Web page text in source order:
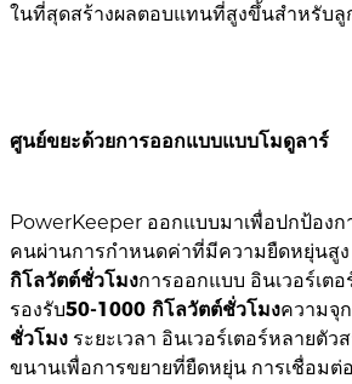
ในที่สุดสร้างผลตอบแทนที่สูงขึ้นสำหรับลู
ศูนย์ขยะด้วยการออกแบบแบบโมดูลาร์
PowerKeeper ออกแบบมาเพื่อปกป้อง
คนผ่านการกำหนดค่าที่มีความยืดหยุ่นสู
กิโลวัตต์ชั่วโมงการออกแบบ อินเวอร์เตอ
รองรับ50-1000 กิโลวัตต์ชั่วโมงความจุ
ชั่วโมง ระยะเวลา อินเวอร์เตอร์หลายตั
ขนานเพื่อการขยายที่ยืดหยุ่น การเชื่อม